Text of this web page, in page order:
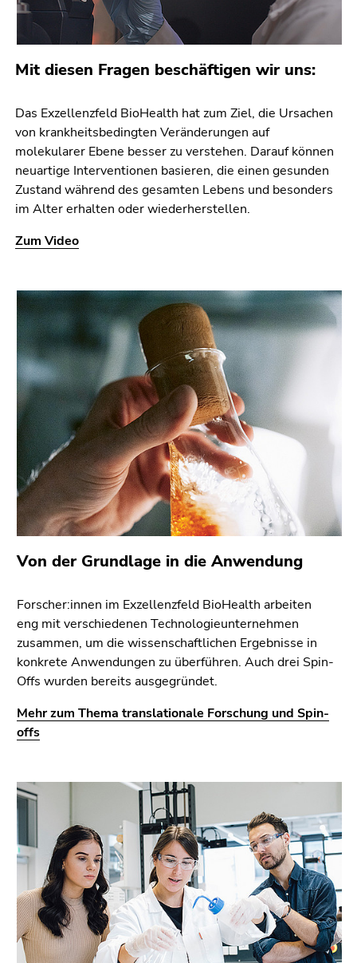
Mit diesen Fragen beschäftigen wir uns:
Das Exzellenzfeld BioHealth hat zum Ziel, die Ursachen
von krankheitsbedingten Veränderungen auf
molekularer Ebene besser zu verstehen. Darauf können
neuartige Interventionen basieren, die einen gesunden
Zustand während des gesamten Lebens und besonders
im Alter erhalten oder wiederherstellen.
Zum Video
Von der Grundlage in die Anwendung
Forscher:innen im Exzellenzfeld BioHealth arbeiten
eng mit verschiedenen Technologieunternehmen
zusammen, um die wissenschaftlichen Ergebnisse in
konkrete Anwendungen zu überführen. Auch drei Spin-
Offs wurden bereits ausgegründet.
Mehr zum Thema translationale Forschung und Spin-
offs